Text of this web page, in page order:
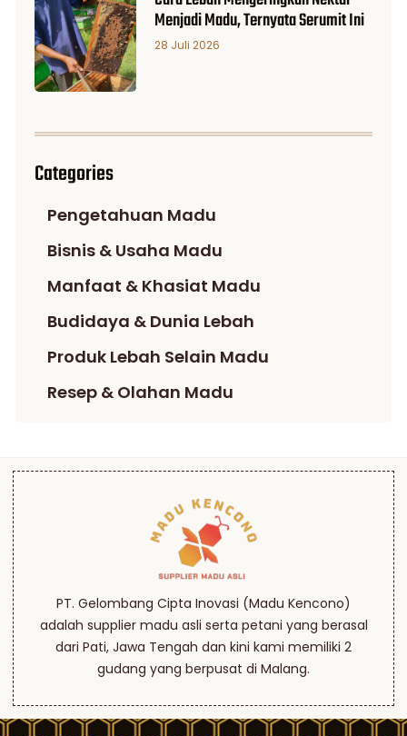
Menjadi Madu, Ternyata Serumit Ini
28 Juli 2026
Categories
Pengetahuan Madu
Bisnis & Usaha Madu
Manfaat & Khasiat Madu
Budidaya & Dunia Lebah
Produk Lebah Selain Madu
Resep & Olahan Madu
PT. Gelombang Cipta Inovasi (Madu Kencono)
adalah supplier madu asli serta petani yang berasal
dari Pati, Jawa Tengah dan kini kami memiliki 2
gudang yang berpusat di Malang.